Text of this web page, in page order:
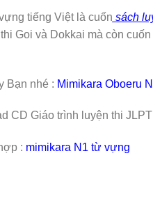
tiếng Việt là cuốn sách
Goi và Dokkai mà còn
Bạn nhé : Mimikara Oboeru
CD Giáo trình luyện thi
: mimikara N1 từ vựng